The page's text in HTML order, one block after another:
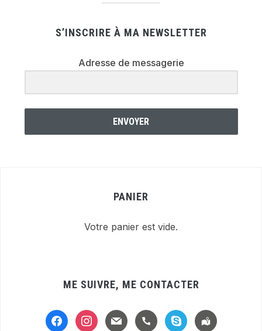
S’INSCRIRE À MA NEWSLETTER
Adresse de messagerie
ENVOYER
PANIER
Votre panier est vide.
ME SUIVRE, ME CONTACTER
facebookinstagram
mail handsetskype
location-